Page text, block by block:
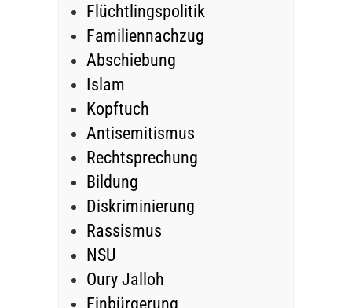
Flüchtlingspolitik
Familiennachzug
Abschiebung
Islam
Kopftuch
Antisemitismus
Rechtsprechung
Bildung
Diskriminierung
Rassismus
NSU
Oury Jalloh
Einbürgerung